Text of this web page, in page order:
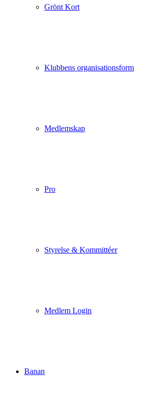
Grönt Kort
Klubbens organisationsform
Medlemskap
Pro
Styrelse & Kommittéer
Medlem Login
Banan